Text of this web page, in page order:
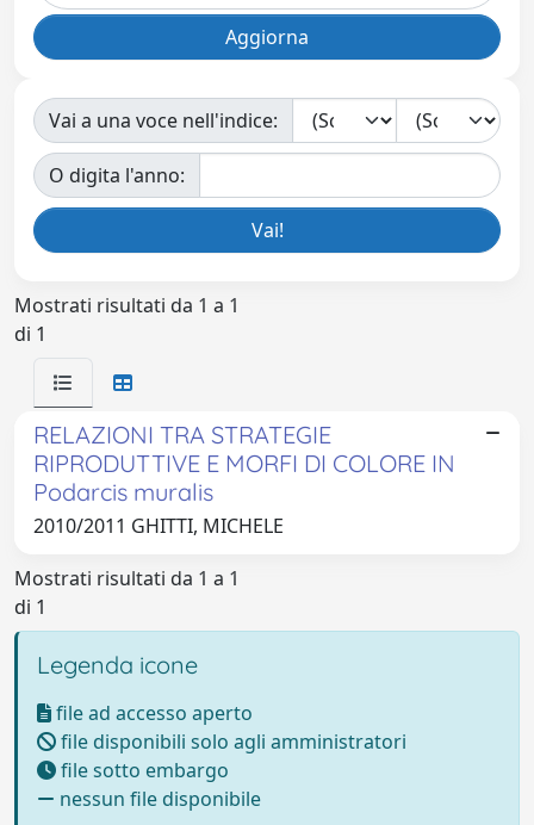
Vai a una voce nell'indice:
O digita l'anno:
Mostrati risultati da 1 a 1
di 1
RELAZIONI TRA STRATEGIE
RIPRODUTTIVE E MORFI DI COLORE IN
Podarcis muralis
2010/2011 GHITTI, MICHELE
Mostrati risultati da 1 a 1
di 1
Legenda icone
file ad accesso aperto
file disponibili solo agli amministratori
file sotto embargo
nessun file disponibile